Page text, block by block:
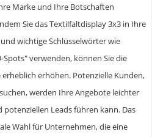
Marke und Ihre Botschaften
Sie das Textilfaltdisplay 3x3 in Ihre
wichtige Schlüsselwörter wie
verwenden, können Sie die
erhöhen. Potenzielle Kunden,
werden Ihre Angebote leichter
Leads führen kann. Das
Wahl für Unternehmen, die eine